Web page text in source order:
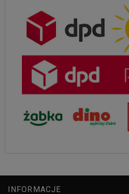
INFORMACJE